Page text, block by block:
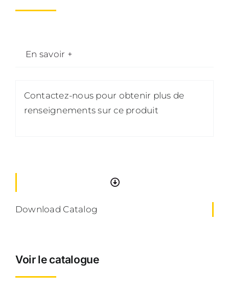
En savoir +
Contactez-nous pour obtenir plus de
renseignements sur ce produit
Download Catalog
Voir le catalogue